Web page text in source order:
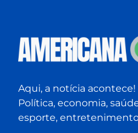
Aqui, a notícia acontece!
Política, economia,
esporte,